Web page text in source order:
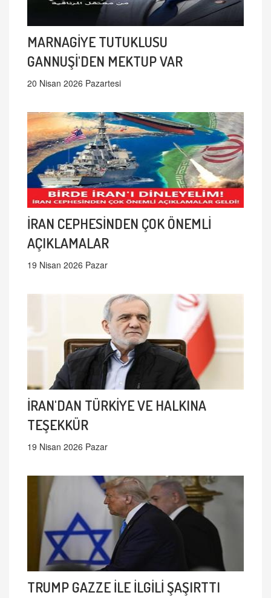
MARNAGİYE TUTUKLUSU
GANNUŞİ'DEN MEKTUP VAR
20 Nisan 2026 Pazartesi
İRAN CEPHESİNDEN ÇOK ÖNEMLİ
AÇIKLAMALAR
19 Nisan 2026 Pazar
İRAN'DAN TÜRKİYE VE HALKINA
TEŞEKKÜR
19 Nisan 2026 Pazar
TRUMP GAZZE İLE İLGİLİ ŞAŞIRTTI